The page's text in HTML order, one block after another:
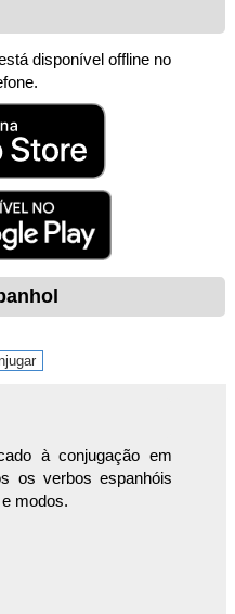
disponível offline no
à conjugação em
os verbos espanhóis
modos.